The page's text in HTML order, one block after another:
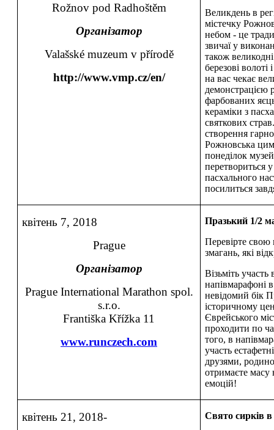
Rožnov pod Radhoštěm
Організатор
Valašské muzeum v přírodě
http://www.vmp.cz/en/
Великдень в
містечку
небом - це
звичаї у
також
березові волоті
на вас чекає
демонстрацією
фарбованих
кераміки з
святкових
створення
Рожновська
понеділок
перетвориться
пасхального
посилиться
квітень 7, 2018
Prague
Організатор
Prague International Marathon spol.
s.r.o.
Františka Křížka 11
www.runczech.com
Празький 1/2
Перевірте свою
змагань, які
Візьміть
напівмарафоні в
невідомий бік
історичному
Єврейського
проходити по
того, в
участь
друзями,
отримаєте
емоцій!
квітень 21, 2018-
Свято сирків